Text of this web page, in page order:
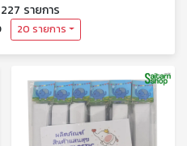
รายการ
20 รายการ